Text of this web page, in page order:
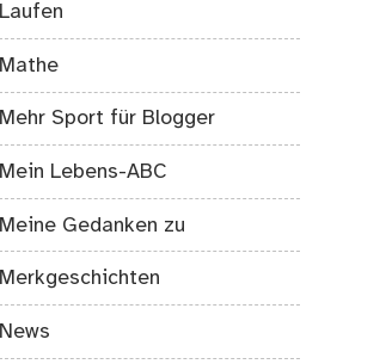
Laufen
Mathe
Mehr Sport für Blogger
Mein Lebens-ABC
Meine Gedanken zu
Merkgeschichten
News